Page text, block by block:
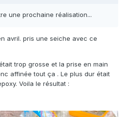
une prochaine réalisation...
avril. pris une seiche avec ce
trop grosse et la prise en main
affinée tout ça . Le plus dur était
Voila le résultat :